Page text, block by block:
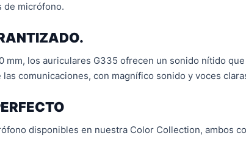
de micrófono.
mm, los auriculares G335 ofrecen un sonido nítido
comunicaciones, con magnífico sonido y voces
disponibles en nuestra Color Collection, ambos